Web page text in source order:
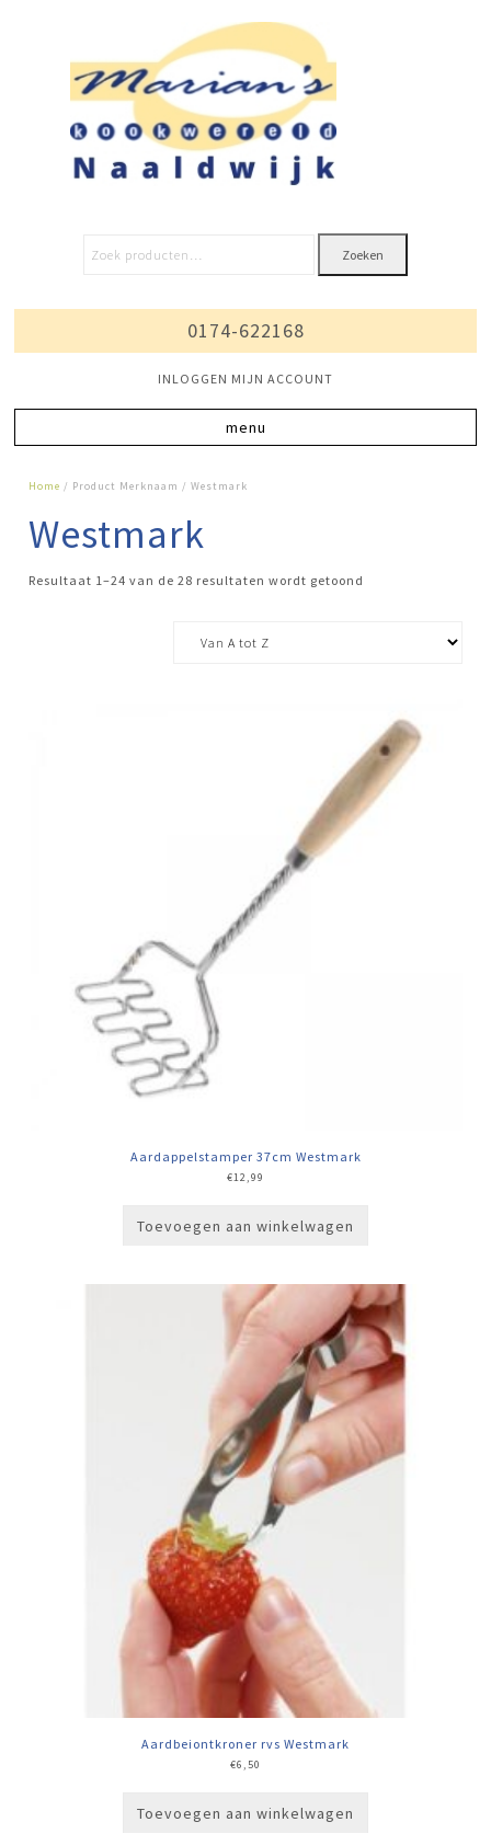
Zoeken
0174-622168
INLOGGEN MIJN ACCOUNT
Home / Product Merknaam / Westmark
Westmark
Resultaat 1–24 van de 28 resultaten wordt getoond
Aardappelstamper 37cm Westmark
€12,99
Toevoegen aan winkelwagen
Aardbeiontkroner rvs Westmark
€6,50
Toevoegen aan winkelwagen